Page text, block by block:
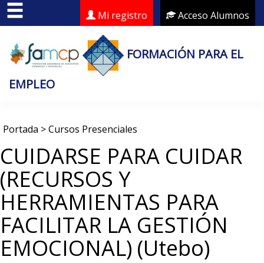
Acceso Alumnos
Mi registro
FORMACIÓN PARA EL
EMPLEO
Portada >Cursos Presenciales
CUIDARSE PARA CUIDAR
(RECURSOS Y
HERRAMIENTAS PARA
FACILITAR LA GESTIÓN
EMOCIONAL) (Utebo)